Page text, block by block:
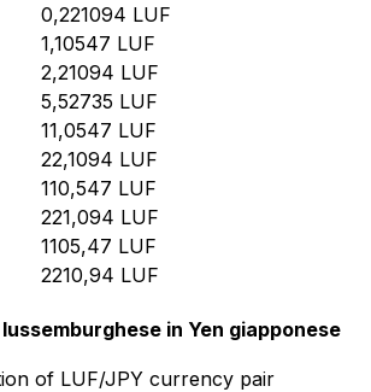
0,221094 LUF
1,10547 LUF
2,21094 LUF
5,52735 LUF
11,0547 LUF
22,1094 LUF
110,547 LUF
221,094 LUF
1105,47 LUF
2210,94 LUF
in Yen giapponese
of LUF/JPY currency pair